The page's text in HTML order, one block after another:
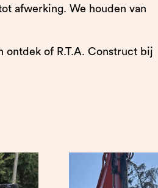
afwerking. We houden van
ontdek of R.T.A. Construct bij